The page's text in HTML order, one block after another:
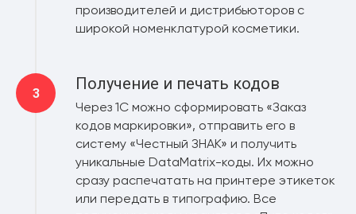
производителей и дистрибьюторов с
широкой номенклатурой косметики.
Получение и печать кодов
Через 1С можно сформировать «Заказ
кодов маркировки», отправить его в
систему «Честный ЗНАК» и получить
уникальные DataMatrix-коды. Их можно
сразу распечатать на принтере этикеток
или передать в типографию. Все